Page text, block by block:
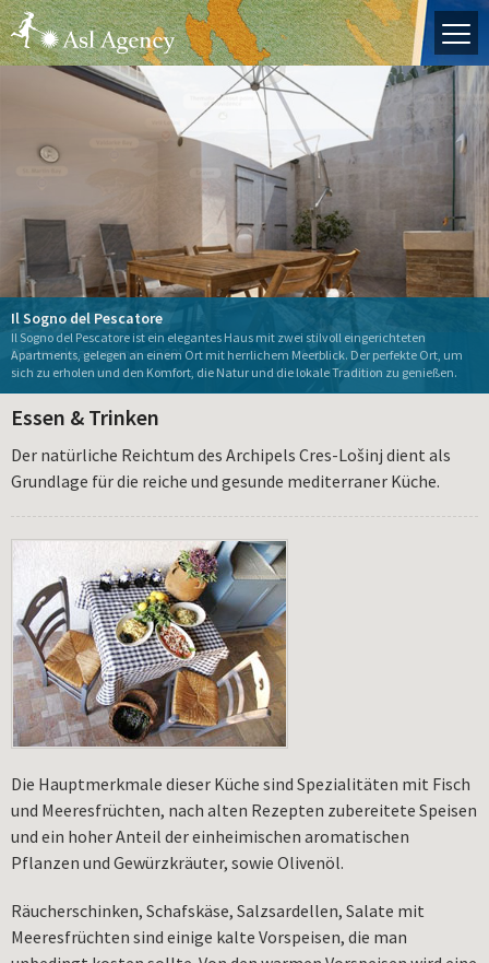
Die Insel Lošinj
HrvatskiEnglishItaliano
Deutch
Ihr Reiseführer
Losinj erleben
Unterkunftsangebot
Routenplaner
Über uns
Die Inselpanorama – 360°
Il Sogno del Pescatore
Il Sogno del Pescatore ist ein elegantes Haus mit zwei stilvoll eingerichteten
Apartments, gelegen an einem Ort mit herrlichem Meerblick. Der perfekte Ort, um
sich zu erholen und den Komfort, die Natur und die lokale Tradition zu genießen.
Alexis Residence
Il Giardin' Retreat
Dolphin Watching Lošinj
Schauen Sie sich unsere einzigartige Emailbecherkollektion an!
Arbeiten Sie mit uns!
La Dolce Vita Haus
Der Lošinjer Logger "Nerezinac" – Interpretatives
Navigationszentrum des maritimen
Apoxyomenos auf Lošinj
Mieten Sie ein Boot
Aquapark Čikat - Buchen Sie hier!
Wohnungen auf der Insel Lošinj!
La Dolce Vita **** apartments
Essen & Trinken
Der natürliche Reichtum des Archipels Cres-Lošinj dient als
Grundlage für die reiche und gesunde mediterraner Küche.
Die Hauptmerkmale dieser Küche sind Spezialitäten mit Fisch
und Meeresfrüchten, nach alten Rezepten zubereitete Speisen
und ein hoher Anteil der einheimischen aromatischen
Pflanzen und Gewürzkräuter, sowie Olivenöl.
Räucherschinken, Schafskäse, Salzsardellen, Salate mit
Meeresfrüchten sind einige kalte Vorspeisen, die man